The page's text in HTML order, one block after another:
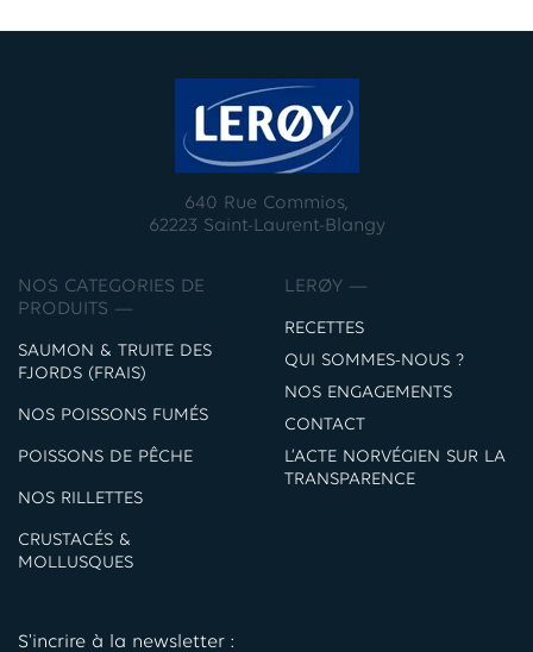
640 Rue Commios,
62223 Saint-Laurent-Blangy
NOS CATEGORIES DE
PRODUITS —
SAUMON & TRUITE DES
FJORDS (FRAIS)
NOS POISSONS FUMÉS
POISSONS DE PÊCHE
NOS RILLETTES
CRUSTACÉS &
MOLLUSQUES
LERØY —
RECETTES
QUI SOMMES-NOUS ?
NOS ENGAGEMENTS
CONTACT
L’ACTE NORVÉGIEN SUR LA
TRANSPARENCE
S'incrire à la newsletter :